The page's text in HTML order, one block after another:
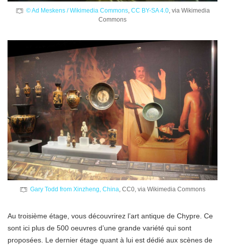
© Ad Meskens / Wikimedia Commons, CC BY-SA 4.0, via Wikimedia
Commons
Gary Todd from Xinzheng, China, CC0, via Wikimedia Commons
Au troisième étage, vous découvrirez l’art antique de Chypre. Ce
sont ici plus de 500 oeuvres d’une grande variété qui sont
proposées. Le dernier étage quant à lui est dédié aux scènes de